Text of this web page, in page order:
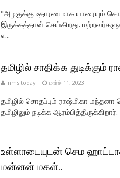
"அழகுக்கு உதாரணமாக யாரையும்
இருக்கத்தான் செய்கிறது.
எ...
தமிழில் சாதிக்க துடிக்கும்
nms today மார்ச் 11, 2023
தமிழில் சொதப்பும் ராஷ்மிகா மந்தனா
தமிழிலும் நடிக்க
உள்ளாடையுடன் செம
மன்னன் மகள்..